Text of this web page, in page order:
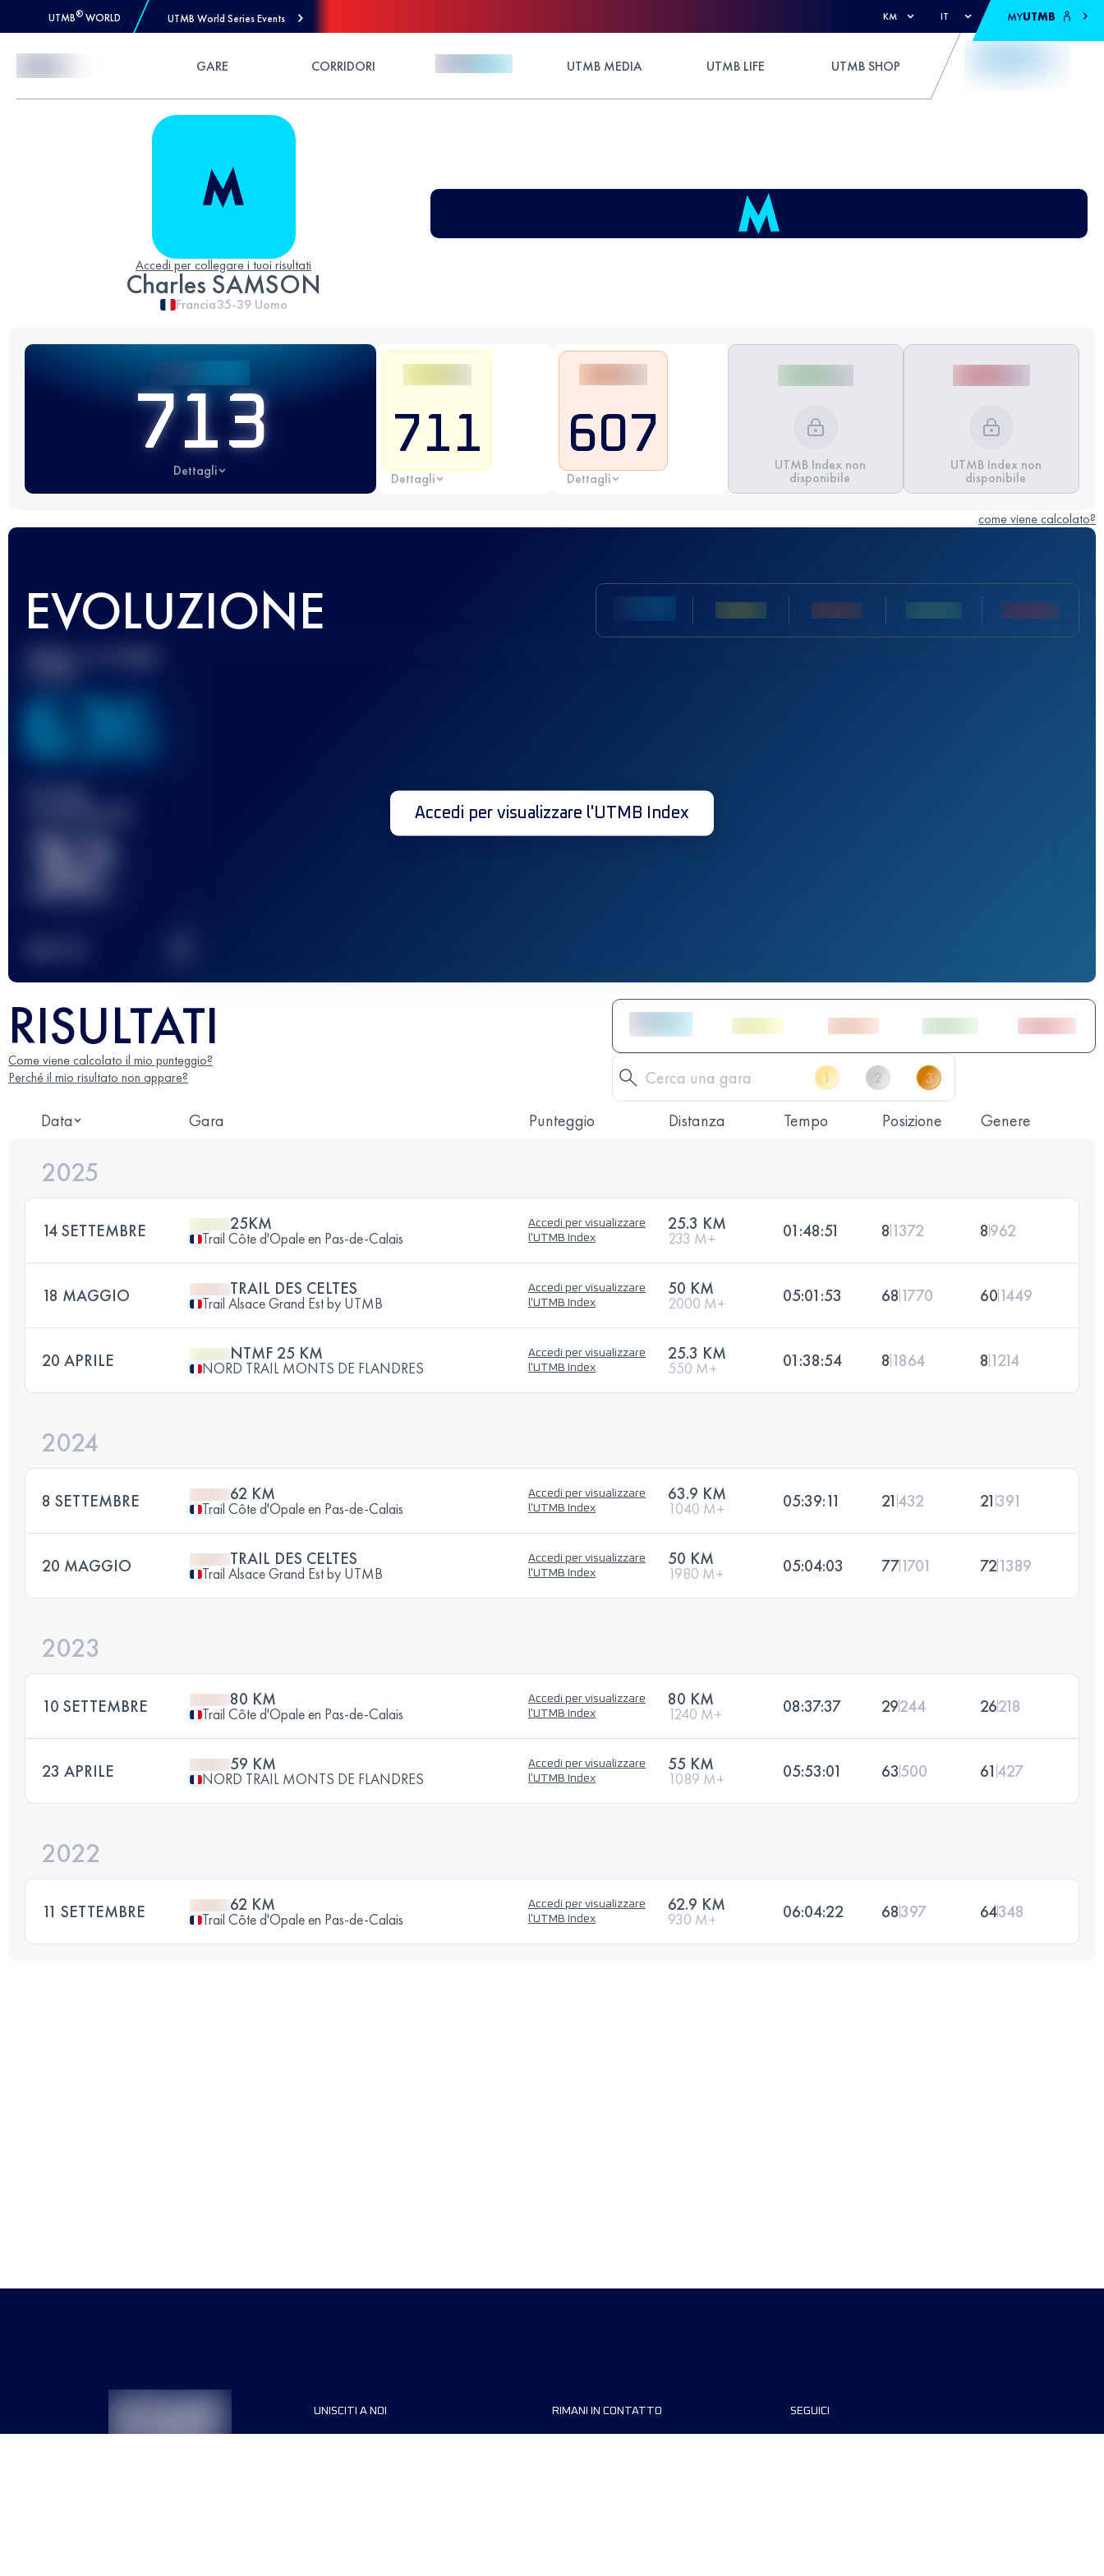
UTMB® WORLD UTMB World Series Events KM IT MYUTMB
GARE CORRIDORI UTMB MEDIA UTMB LIFE UTMB SHOP
Accedi per collegare i tuoi risultati
Charles SAMSON
Francia35-39 Uomo
713
Dettagli
711
Dettagli
607
Dettagli
UTMB Index non
disponibile
UTMB Index non
disponibile
come viene calcolato?
EVOLUZIONE
Miglior punteggio
636
Gara(e)
32
Accedi per visualizzare l'UTMB Index
RISULTATI
Come viene calcolato il mio punteggio?
Perché il mio risultato non appare?
Data Gara Punteggio Distanza Tempo Posizione Genere
2025
14 SETTEMBRE 25KM
Trail Côte d'Opale en Pas-de-Calais
Accedi per visualizzare
l'UTMB Index
25.3 KM
233 M+ 01:48:51 8 1372 8962
18 MAGGIO TRAIL DES CELTES
Trail Alsace Grand Est by UTMB
Accedi per visualizzare
l'UTMB Index
50 KM
2000 M+ 05:01:53 68 1770 601449
20 APRILE NTMF 25 KM
NORD TRAIL MONTS DE FLANDRES
Accedi per visualizzare
l'UTMB Index
25.3 KM
550 M+ 01:38:54 8 1864 8 1214
2024
8 SETTEMBRE 62 KM
Trail Côte d'Opale en Pas-de-Calais
Accedi per visualizzare
l'UTMB Index
63.9 KM
1040 M+ 05:39:11 21 432 21391
20 MAGGIO TRAIL DES CELTES
Trail Alsace Grand Est by UTMB
Accedi per visualizzare
l'UTMB Index
50 KM
1980 M+ 05:04:03 771701 721389
2023
10 SETTEMBRE 80 KM
Trail Côte d'Opale en Pas-de-Calais
Accedi per visualizzare
l'UTMB Index
80 KM
1240 M+ 08:37:37 29244 26218
23 APRILE 59 KM
NORD TRAIL MONTS DE FLANDRES
Accedi per visualizzare
l'UTMB Index
55 KM
1089 M+ 05:53:01 63500 61 427
2022
11 SETTEMBRE 62 KM
Trail Côte d'Opale en Pas-de-Calais
Accedi per visualizzare
l'UTMB Index
62.9 KM
930 M+ 06:04:22 68397 64348
UNISCITI A NOI RIMANI IN CONTATTO SEGUICI